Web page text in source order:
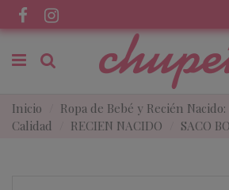
Inicio
Ropa de Bebé y Recién
Calidad
RECIEN NACIDO SACO